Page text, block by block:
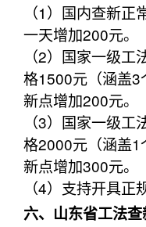
（1）国内查新
一天增加200元。
（2）国家一级
格1500元（涵盖3
新点增加200元。
（3）国家一级
格2000元（涵盖1
新点增加300元。
（4）支持开具正
六、山东省工法查